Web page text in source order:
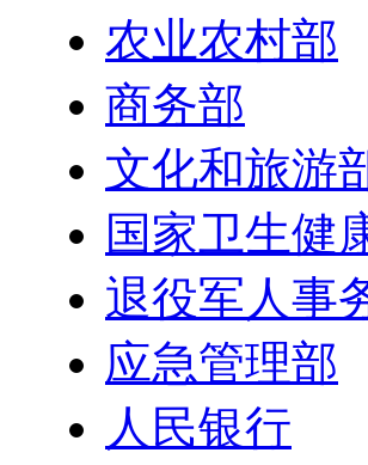
农业农村部
商务部
文化和旅游
国家卫生健
退役军人事
应急管理部
人民银行